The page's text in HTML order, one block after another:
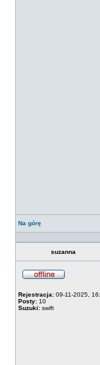
Na górę
suzanna
Rejestracja: 09-11-2025,
Posty: 10
Suzuki: swift